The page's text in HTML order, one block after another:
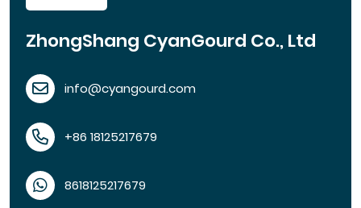
ZhongShang CyanGourd Co., Ltd
info@cyangourd.com
+86 18125217679
8618125217679